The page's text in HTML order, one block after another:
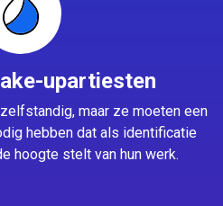
upartiesten
maar ze moeten een
hebben dat als identificatie
hoogte stelt van hun werk.